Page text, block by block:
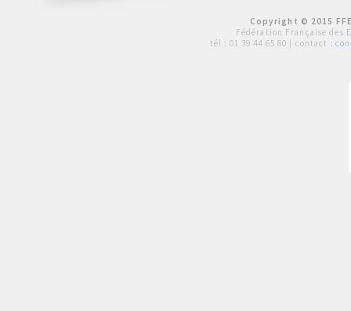
Copyright © 2015
Fédération Française des
tél : 01 39 44 65 80 | contact :